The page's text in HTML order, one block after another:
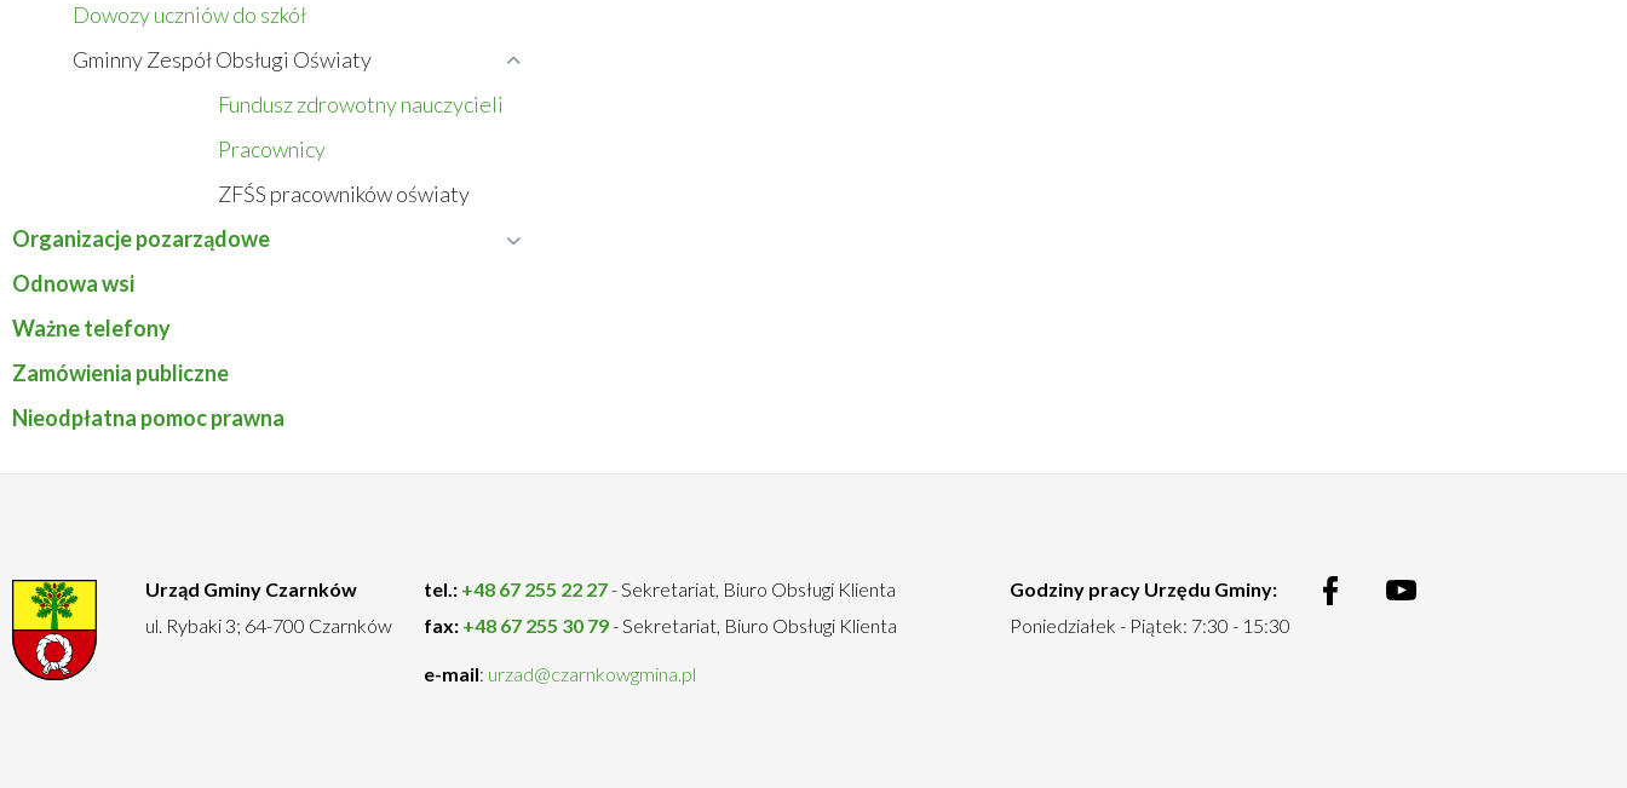
Dowozy uczniów do szkół
Gminny Zespół Obsługi Oświaty
Zwiń
menu
Zespół
Oświaty
Fundusz zdrowotny nauczycieli
Pracownicy
ZFŚS pracowników oświaty
Organizacje pozarządoweRozwiń
Odnowa wsi
Ważne telefony
Zamówienia publiczne
Nieodpłatna pomoc prawna
Urząd Gminy Czarnków
ul. Rybaki 3; 64-700 Czarnków
tel.: +48 67 255 22 27- Sekretariat, Biuro Obsługi Klienta
fax: +48 67 255 30 79- Sekretariat, Biuro Obsługi Klienta
e-mail: urzad@czarnkowgmina.pl
Godziny pracy Urzędu Gminy:
Poniedziałek - Piątek: 7:30 - 15:30
Menu